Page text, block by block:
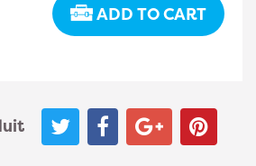
ADD TO CART